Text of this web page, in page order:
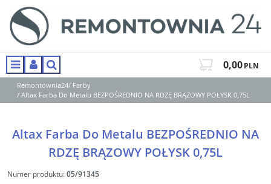
MenuPanelSzukaj 0,00PLN
Remontownia24/ Farby
/ Altax Farba Do Metalu BEZPOŚREDNIO NA RDZĘ BRĄZOWY POŁYSK 0,75L
Altax Farba Do Metalu BEZPOŚREDNIO NA
RDZĘ BRĄZOWY POŁYSK 0,75L
Numer produktu:05/91345